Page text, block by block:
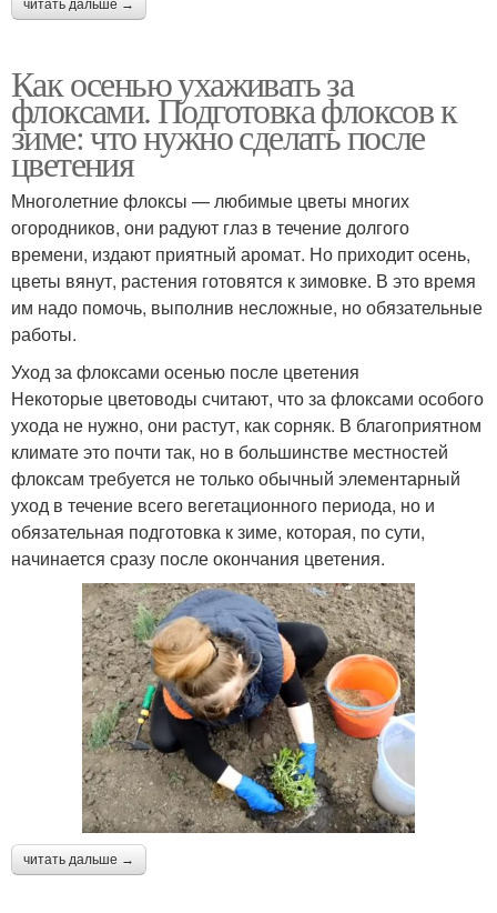
читать дальше →
Как осенью ухаживать за
флоксами. Подготовка флоксов к
зиме: что нужно сделать после
цветения
Многолетние флоксы — любимые цветы многих
огородников, они радуют глаз в течение долгого
времени, издают приятный аромат. Но приходит осень,
цветы вянут, растения готовятся к зимовке. В это время
им надо помочь, выполнив несложные, но обязательные
работы.
Уход за флоксами осенью после цветения
Некоторые цветоводы считают, что за флоксами особого
ухода не нужно, они растут, как сорняк. В благоприятном
климате это почти так, но в большинстве местностей
флоксам требуется не только обычный элементарный
уход в течение всего вегетационного периода, но и
обязательная подготовка к зиме, которая, по сути,
начинается сразу после окончания цветения.
читать дальше →